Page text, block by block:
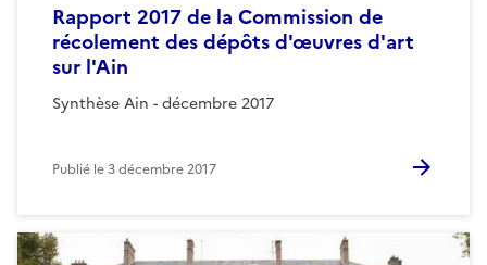
Rapport 2017 de la Commission de
récolement des dépôts d'œuvres d'art
sur l'Ain
Synthèse Ain - décembre 2017
Publié le3 décembre 2017